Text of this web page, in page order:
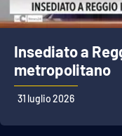
Ilvibonese.it
Insediato a
metropolitano
31 luglio 2026